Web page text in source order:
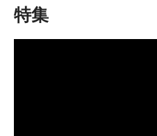
特集